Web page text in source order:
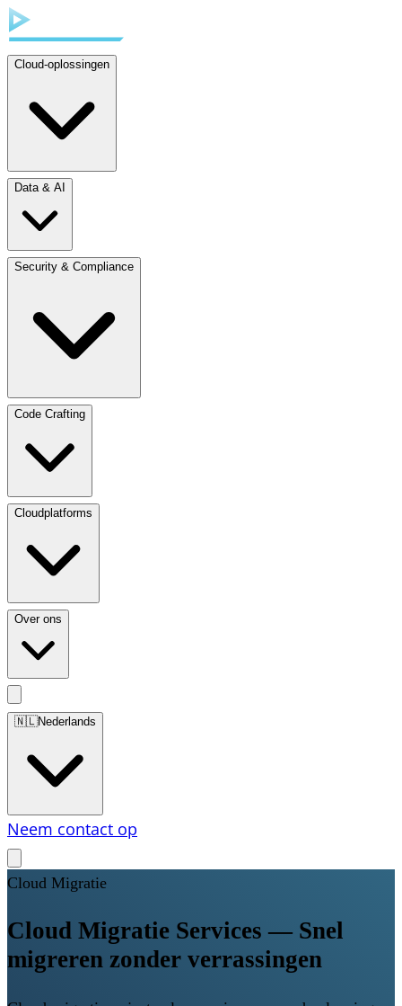
Cloud-oplossingen
Data & AI
Security & Compliance
Code Crafting
Cloudplatforms
Over ons
🇳🇱Nederlands
Neem contact op
Cloud Migratie
Cloud Migratie Services — Snel
migreren zonder verrassingen